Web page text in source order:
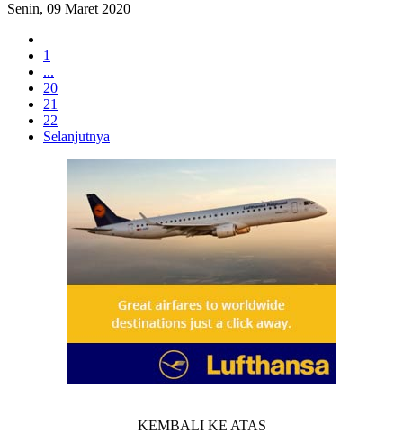
Senin, 09 Maret 2020
1
...
20
21
22
Selanjutnya
KEMBALI KE ATAS